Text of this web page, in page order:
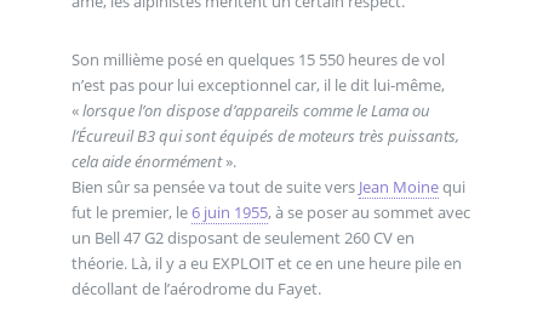
Son millième posé en quelques 15 550 heures de vol
n’est pas pour lui exceptionnel car, il le dit lui-même,
«lorsque l’on dispose d’appareils comme le Lama ou
l’Écureuil B3 qui sont équipés de moteurs très puissants,
cela aide énormément».
Bien sûr sa pensée va tout de suite vers Jean Moinequi
fut le premier, le6 juin 1955, à se poser au sommet avec
un Bell 47 G2 disposant de seulement 260 CV en
théorie. Là, il y a eu EXPLOIT et ce en une heure pile en
décollant de l’aérodrome du Fayet.